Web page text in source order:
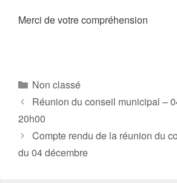
Merci de votre compréhension
Catégories
Non classé
Réunion du conseil municipal –
20h00
Compte rendu de la réunion du
du 04 décembre